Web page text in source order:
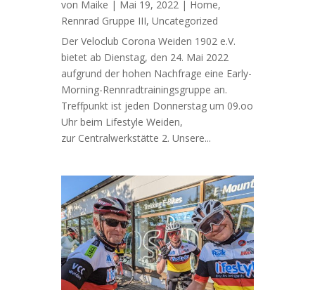
von Maike | Mai 19, 2022 | Home,
Rennrad Gruppe III,Uncategorized
Der Veloclub Corona Weiden 1902 e.V.
bietet ab Dienstag, den 24. Mai 2022
aufgrund der hohen Nachfrage eine Early-
Morning-Rennradtrainingsgruppe an.
Treffpunkt ist jeden Donnerstag um 09.oo
Uhr beim Lifestyle Weiden,
zur Centralwerkstätte 2. Unsere...